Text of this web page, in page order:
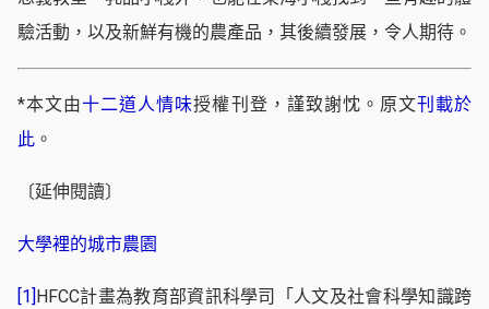
驗活動，以及新鮮有機的農產品，其後續發展，令人期待。
*本文由十二道人情味授權刊登，謹致謝忱。原文刊載於
此 。
〔延伸閱讀〕
大學裡的城市農園
[1] HFCC計畫為教育部資訊科學司「人文及社會科學知識跨